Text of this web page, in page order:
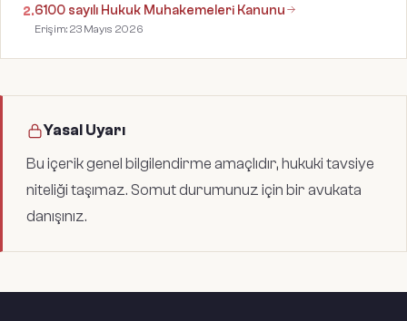
2.6100 sayılı Hukuk Muhakemeleri Kanunu
Erişim: 23 Mayıs 2026
Yasal Uyarı
Bu içerik genel bilgilendirme amaçlıdır, hukuki tavsiye
niteliği taşımaz. Somut durumunuz için bir avukata
danışınız.